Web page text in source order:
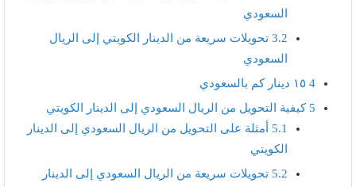
السعودي
3.2 تحويلات سريعة من الدينار الكويتي إلى الريال
السعودي
4
5كيفية التحويل من الريال السعودي إلى الدينار الكويتي
5.1 أمثلة على التحويل من الريال السعودي إلى الدينار
الكويتي
5.2 تحويلات سريعة من الريال السعودي إلى الدينار